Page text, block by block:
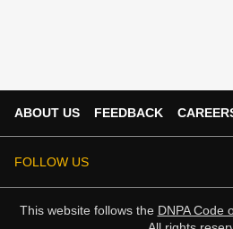
ABOUT US FEEDBACK
FOLLOW US
This website follows the DNPA Code